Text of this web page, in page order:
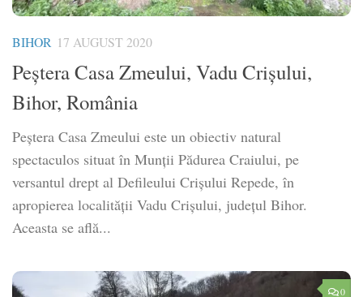
BIHOR 17 AUGUST 2020
Peștera Casa Zmeului, Vadu Crișului,
Bihor, România
Peștera Casa Zmeului este un obiectiv natural
spectaculos situat în Munții Pădurea Craiului, pe
versantul drept al Defileului Crișului Repede, în
apropierea localității Vadu Crișului, județul Bihor.
Aceasta se află...
0